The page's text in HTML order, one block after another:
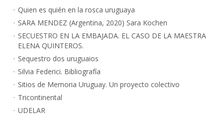
Quien es quién en la rosca uruguaya
SARA MENDEZ (Argentina, 2020) Sara Kochen
SECUESTRO EN LA EMBAJADA. EL CASO DE LA MAESTRA
ELENA QUINTEROS.
Sequestro dos uruguaios
Silvia Federici. Bibliografía
Sitios de Memoria Uruguay. Un proyecto colectivo
Tricontinental
UDELAR